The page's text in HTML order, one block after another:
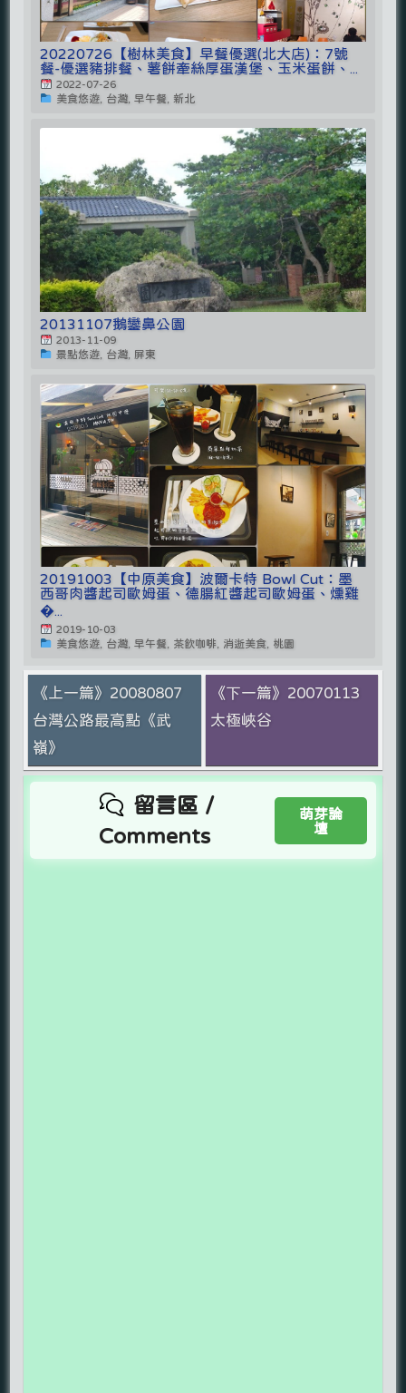
20220726【樹林美食】早餐優選(北大店)：7號
餐-優選豬排餐、薯餅牽絲厚蛋漢堡、玉米蛋餅、...
2022-07-26
美食悠遊, 台灣, 早午餐, 新北
20131107鵝鑾鼻公園
2013-11-09
景點悠遊, 台灣, 屏東
20191003【中原美食】波爾卡特 Bowl Cut：墨
西哥肉醬起司歐姆蛋、德腸紅醬起司歐姆蛋、燻雞
�...
2019-10-03
美食悠遊, 台灣, 早午餐, 茶飲咖啡, 消逝美食, 桃園
《上一篇》20080807
台灣公路最高點《武
嶺》
《下一篇》20070113
太極峽谷
留言區 /
Comments
萌芽論
壇